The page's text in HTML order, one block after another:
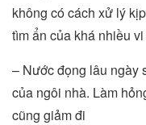
không có cách xử lý
tìm ẩn của khá nhiều
– Nước đọng lâu ngày
của ngôi nhà. Làm
cũng giảm đi